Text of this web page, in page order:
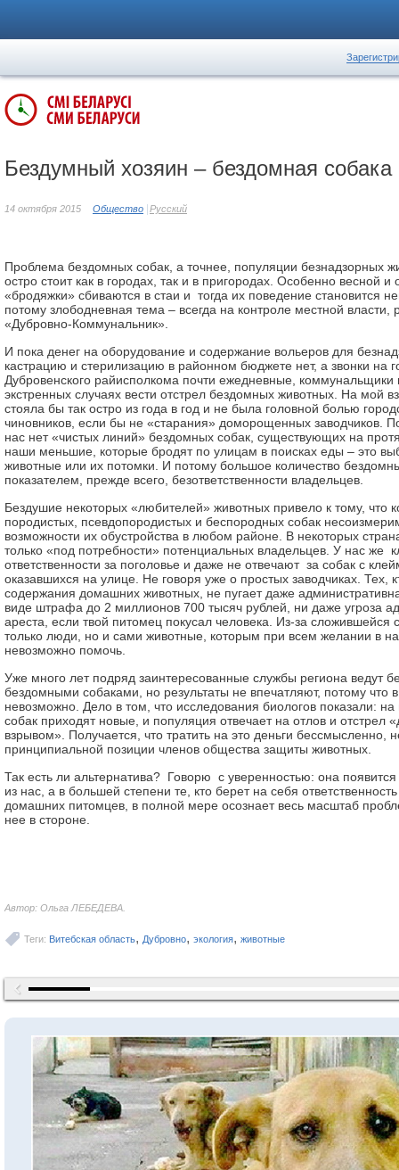
Бездумный хозяин – бездомная собака
14 октября 2015 Общество Русский
Проблема бездомных собак, а точнее, популяции безнадзорных
остро стоит как в городах, так и в пригородах. Особенно весной и
«бродяжки» сбиваются в стаи и тогда их поведение становится
потому злобо­дневная тема – всегда на контроле местной
«Дубровно-Коммунальник».
И пока денег на оборудование и содержание воль­еров для
кастрацию и стерилизацию в районном бюджете нет, а звонки на
Дубровенского райисполкома почти ежедневные, коммунальщики
экстренных случаях вести отстрел бездомных животных. На мой
стояла бы так остро из года в год и не была головной болью
чиновников, если бы не «старания» доморощенных заводчиков.
нас нет «чистых линий» бездомных собак, существующих на
наши меньшие, которые бродят по улицам в поисках еды – это
животные или их потомки. И потому большое количество
показателем, прежде всего, безответственности владельцев.
Бездушие некоторых «любителей» животных привело к тому, что
породистых, псевдопородистых и беспородных собак
возможности их обустройства в любом районе. В некоторых
только «под по­требности» потенциальных владельцев. У нас же
ответственности за поголовье и даже не отвечают за собак с
оказавшихся на улице. Не говоря уже о простых заводчиках. Тех,
содержания домашних животных, не пугает даже
виде штрафа до 2 миллионов 700 тысяч рублей, ни даже угроза
ареста, если твой питомец покусал человека. Из-за сложившейся
только люди, но и сами животные, которым при всем желании в
невозможно помочь.
Уже много лет подряд заинтересованные службы региона ведут
бездомными собаками, но результаты не впечатляют, потому что
невозможно. Дело в том, что исследования биологов показали:
собак приходят новые, и популяция отвечает на отлов и отстрел
взрывом». Получается, что тратить на это деньги бессмысленно,
принципиальной позиции членов общества защиты животных.
Так есть ли альтернатива? Говорю с уверенностью: она появится
из нас, а в большей степени те, кто берет на себя
домашних питомцев, в полной мере осознает весь масштаб
нее в стороне.
Автор: Ольга ЛЕБЕДЕВА.
Теги: Витебская область, Дубровно, экология, животные